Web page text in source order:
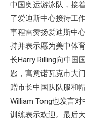
中国奥运游泳队，接
了爱迪斯中心接待工
事程雷赞扬爱迪斯中
持并表示愿为美中体
长Harry Rilling向中国
匙，寓意诺瓦克市大
赠市长中国队队服和
William Tong也发言
训练表示欢迎。最后